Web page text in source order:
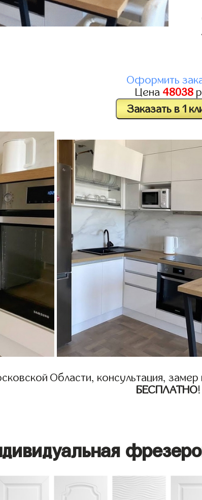
Оформить
Цена 48038р
Заказать в 1
Области, консультация,
БЕСПЛАТНО!